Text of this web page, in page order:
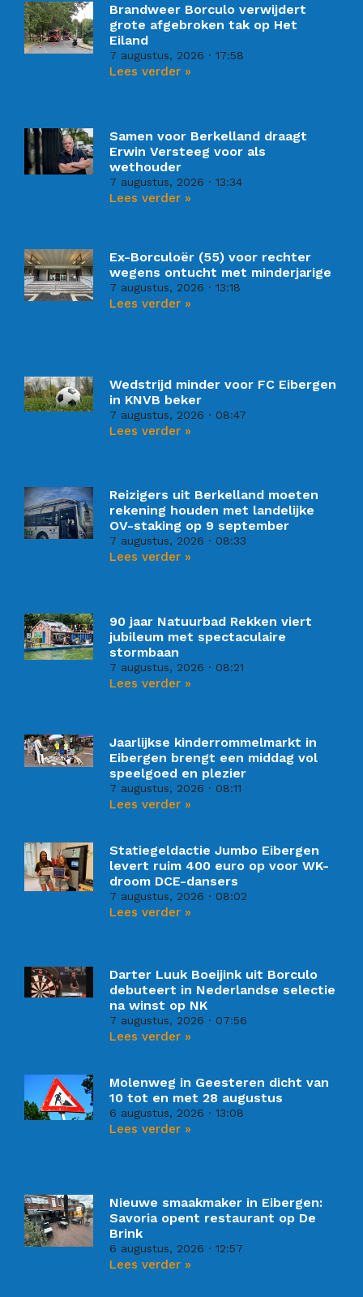
Brandweer Borculo verwijdert
grote afgebroken tak op Het
Eiland
7 augustus, 2026 17:58
Lees verder »
Samen voor Berkelland draagt
Erwin Versteeg voor als
wethouder
7 augustus, 2026 13:34
Lees verder »
Ex-Borculoër (55) voor rechter
wegens ontucht met minderjarige
7 augustus, 2026 13:18
Lees verder »
Wedstrijd minder voor FC Eibergen
in KNVB beker
7 augustus, 2026 08:47
Lees verder »
Reizigers uit Berkelland moeten
rekening houden met landelijke
OV-staking op 9 september
7 augustus, 2026 08:33
Lees verder »
90 jaar Natuurbad Rekken viert
jubileum met spectaculaire
stormbaan
7 augustus, 2026 08:21
Lees verder »
Jaarlijkse kinderrommelmarkt in
Eibergen brengt een middag vol
speelgoed en plezier
7 augustus, 2026 08:11
Lees verder »
Statiegeldactie Jumbo Eibergen
levert ruim 400 euro op voor WK-
droom DCE-dansers
7 augustus, 2026 08:02
Lees verder »
Darter Luuk Boeijink uit Borculo
debuteert in Nederlandse selectie
na winst op NK
7 augustus, 2026 07:56
Lees verder »
Molenweg in Geesteren dicht van
10 tot en met 28 augustus
6 augustus, 2026 13:08
Lees verder »
Nieuwe smaakmaker in Eibergen:
Savoria opent restaurant op De
Brink
6 augustus, 2026 12:57
Lees verder »